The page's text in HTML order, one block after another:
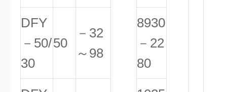
DFY
－50/
30
50
－32
～98
8930
－22
80